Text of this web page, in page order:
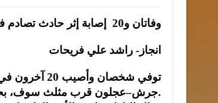
وفاتان و20 إصابة إثر حادث
انجاز- راشد علي فريحات
توفي
جرش–عجلون قرب مثلث سوف،.